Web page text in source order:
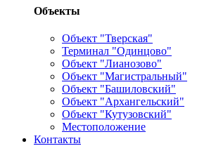
Объекты
Объект "Тверская"
Терминал "Одинцово"
Объект "Лианозово"
Объект "Магистральный"
Объект "Башиловский"
Объект "Архангельский"
Объект "Кутузовский"
Местоположение
Контакты